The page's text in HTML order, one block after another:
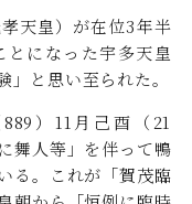
天皇）が在位3年半
になった宇多天皇
と思い至られた。
）11月己酉（21
舞人等」を伴って鴨
る。これが「賀茂臨